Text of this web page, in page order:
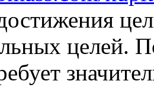
целей.